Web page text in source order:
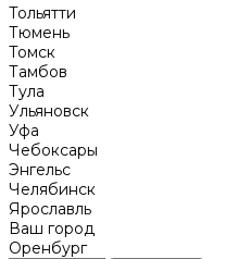
Тольятти
Тюмень
Томск
Тамбов
Тула
Ульяновск
Уфа
Чебоксары
Энгельс
Челябинск
Ярославль
Ваш город
Оренбург